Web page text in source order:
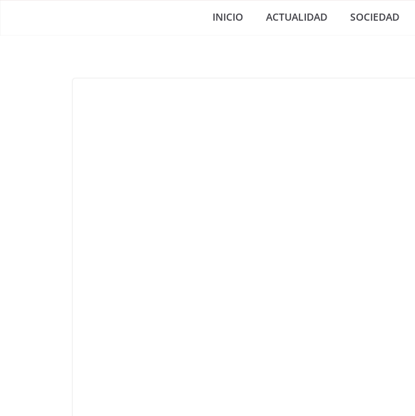
INICIO ACTUALIDAD SOCIEDAD